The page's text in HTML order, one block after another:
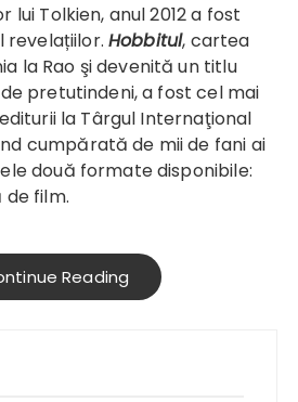
revelațiilor.Hobbitul, cartea
la Rao şi devenită un titlu
pretutindeni, a fost cel mai
la Târgul Internaţional
cumpărată de mii de fani ai
două formate disponibile:
film.
Reading